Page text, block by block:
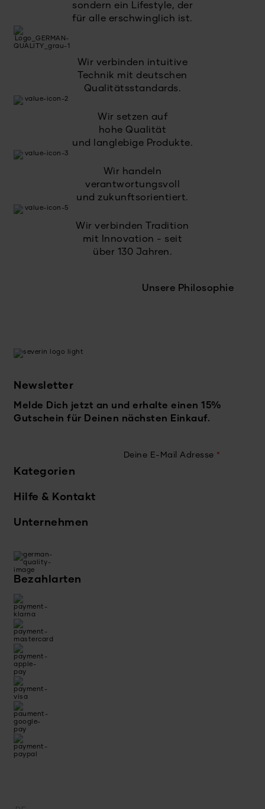
sondern ein Lifestyle, der
für alle erschwinglich ist.
Wir verbinden intuitive
Technik mit deutschen
Qualitätsstandards.
Wir setzen auf
hohe Qualität
und langlebige Produkte.
Wir handeln
verantwortungsvoll
und zukunftsorientiert.
Wir verbinden Tradition
mit Innovation - seit
über 130 Jahren.
Unsere Philosophie
Newsletter
Melde Dich jetzt an und erhalte einen 15%
Gutschein für Deinen nächsten Einkauf.
Deine E-Mail Adresse *
Kategorien
Hilfe & Kontakt
Unternehmen
Bezahlarten